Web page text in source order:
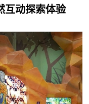
互动探索体验